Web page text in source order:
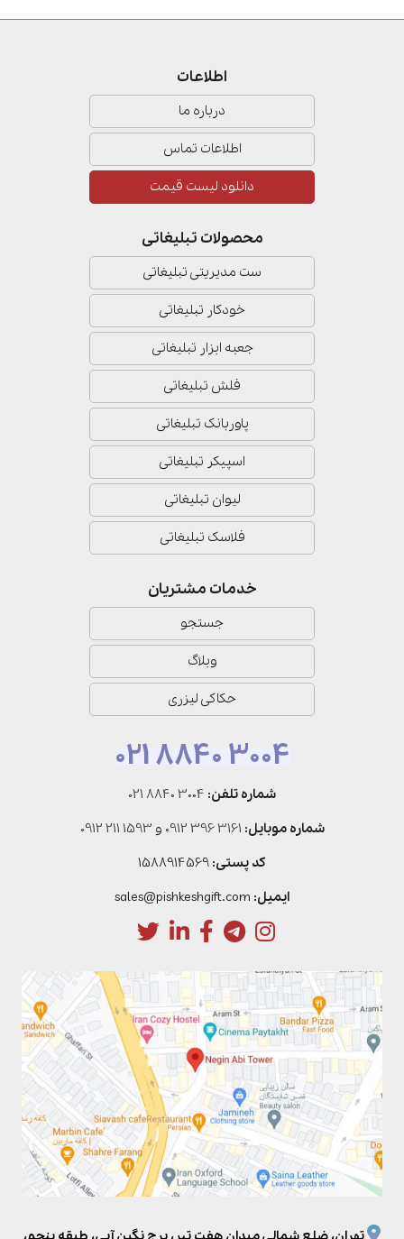
اطلاعات
درباره ما
اطلاعات تماس
دانلود لیست قیمت
محصولات تبلیغاتی
ست مدیریتی تبلیغاتی
خودکار تبلیغاتی
جعبه ابزار تبلیغاتی
فلش تبلیغاتی
پاوربانک تبلیغاتی
اسپیکر تبلیغاتی
لیوان تبلیغاتی
فلاسک تبلیغاتی
خدمات مشتریان
جستجو
وبلاگ
حکاکی لیزری
021 8840 3004
شماره تلفن: 021 8840 3004
شماره موبایل: 0912 396 3161 و 0912 211 1593
کد پستی:
ایمیل: